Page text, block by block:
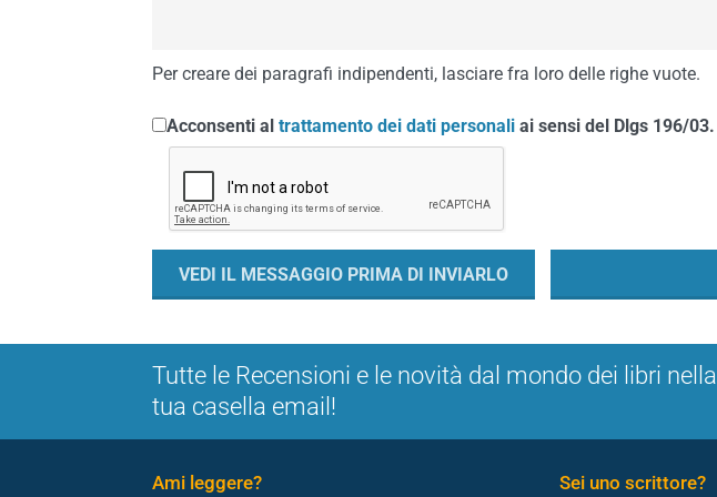
Per creare dei paragrafi indipendenti, lasciare fra loro delle righe vuote.
Acconsenti al trattamento dei dati personali ai sensi del Dlgs 196/03.
Tutte le Recensioni e le novità dal mondo dei libri nella
tua casella email!
Ami leggere? Sei uno scrittore?